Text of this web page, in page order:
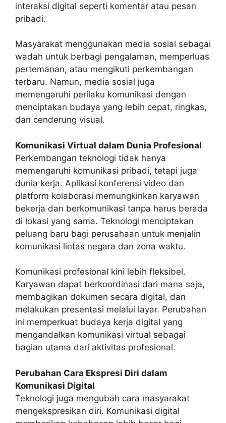
interaksi digital seperti komentar atau pesan
pribadi.
Masyarakat menggunakan media sosial sebagai
wadah untuk berbagi pengalaman, memperluas
pertemanan, atau mengikuti perkembangan
terbaru. Namun, media sosial juga
memengaruhi perilaku komunikasi dengan
menciptakan budaya yang lebih cepat, ringkas,
dan cenderung visual.
Komunikasi Virtual dalam Dunia Profesional
Perkembangan teknologi tidak hanya
memengaruhi komunikasi pribadi, tetapi juga
dunia kerja. Aplikasi konferensi video dan
platform kolaborasi memungkinkan karyawan
bekerja dan berkomunikasi tanpa harus berada
di lokasi yang sama. Teknologi menciptakan
peluang baru bagi perusahaan untuk menjalin
komunikasi lintas negara dan zona waktu.
Komunikasi profesional kini lebih fleksibel.
Karyawan dapat berkoordinasi dari mana saja,
membagikan dokumen secara digital, dan
melakukan presentasi melalui layar. Perubahan
ini memperkuat budaya kerja digital yang
mengandalkan komunikasi virtual sebagai
bagian utama dari aktivitas profesional.
Perubahan Cara Ekspresi Diri dalam
Komunikasi Digital
Teknologi juga mengubah cara masyarakat
mengekspresikan diri. Komunikasi digital